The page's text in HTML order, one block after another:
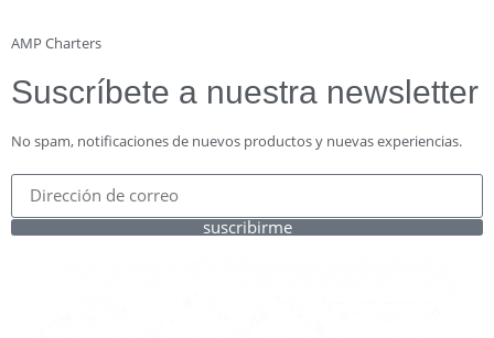
AMP Charters
Suscríbete a nuestra newsletter
No spam, notificaciones de nuevos productos y nuevas experiencias.
suscribirme